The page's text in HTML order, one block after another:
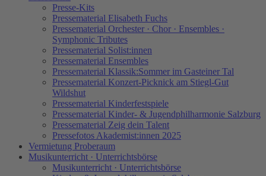
Presse-Kits
Pressematerial Elisabeth Fuchs
Pressematerial Orchester · Chor · Ensembles ·
Symphonic Tributes
Pressematerial Solist:innen
Pressematerial Ensembles
Pressematerial Klassik:Sommer im Gasteiner Tal
Pressematerial Konzert-Picknick am Stiegl-Gut
Wildshut
Pressematerial Kinderfestspiele
Pressematerial Kinder- & Jugendphilharmonie Salzburg
Pressematerial Zeig dein Talent
Pressefotos Akademist:innen 2025
Vermietung Proberaum
Musikunterricht · Unterrichtsbörse
Musikunterricht · Unterrichtsbörse